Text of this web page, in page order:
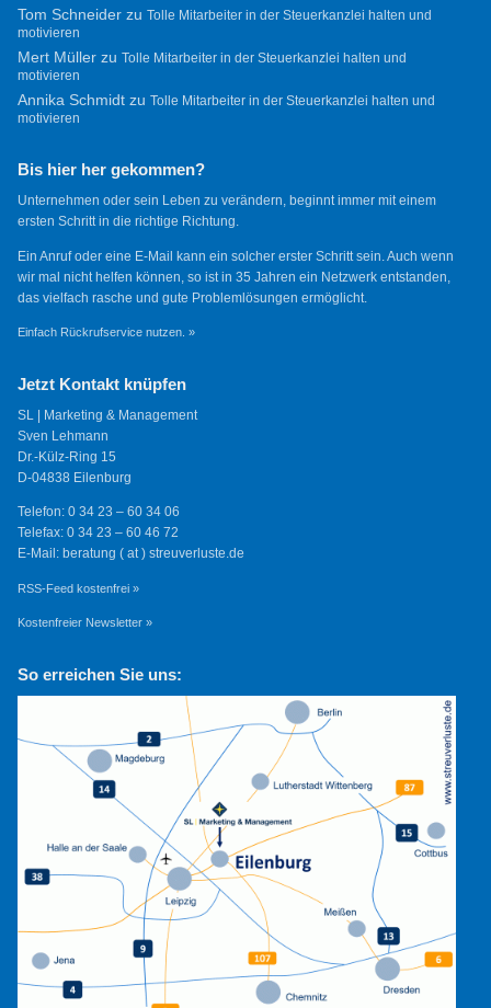
Tom Schneiderzu Tolle Mitarbeiter in der Steuerkanzlei halten und
motivieren
Mert Müllerzu Tolle Mitarbeiter in der Steuerkanzlei halten und
motivieren
Annika Schmidtzu Tolle Mitarbeiter in der Steuerkanzlei halten und
motivieren
Bis hier her gekommen?
Unternehmen oder sein Leben zu verändern, beginnt immer mit einem
ersten Schritt in die richtige Richtung.
Ein Anruf oder eine E-Mail kann ein solcher erster Schritt sein. Auch wenn
wir mal nicht helfen können, so ist in 35 Jahren ein Netzwerk entstanden,
das vielfach rasche und gute Problemlösungen ermöglicht.
Einfach Rückrufservice nutzen. »
Jetzt Kontakt knüpfen
SL | Marketing & Management
Sven Lehmann
Dr.-Külz-Ring 15
D-04838 Eilenburg
Telefon: 0 34 23 – 60 34 06
Telefax: 0 34 23 – 60 46 72
E-Mail: beratung ( at ) streuverluste.de
RSS-Feed kostenfrei »
Kostenfreier Newsletter »
So erreichen Sie uns: